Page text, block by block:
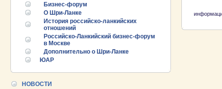
Бизнес-форум
О Шри-Ланке
История российско-ланкийских
отношений
Российско-Ланкийский бизнес-форум
в Москве
Дополнительно о Шри-Ланке
ЮАР
НОВОСТИ
25.06.2026 ::Пост-релиз
25.06.2026 ::Деловая программа EXPO EURASIA
VIETNAM 2026
VIETNAM 2026»